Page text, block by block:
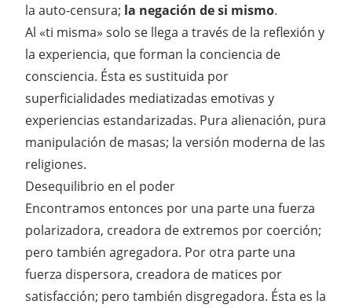
la auto-censura; la negación de si mismo.
Al «ti misma» solo se llega a través de la reflexión y
la experiencia, que forman la conciencia de
consciencia. Ésta es sustituida por
superficialidades mediatizadas emotivas y
experiencias estandarizadas. Pura alienación, pura
manipulación de masas; la versión moderna de las
religiones.
Desequilibrio en el poder
Encontramos entonces por una parte una fuerza
polarizadora, creadora de extremos por coerción;
pero también agregadora. Por otra parte una
fuerza dispersora, creadora de matices por
satisfacción; pero también disgregadora. Ésta es la